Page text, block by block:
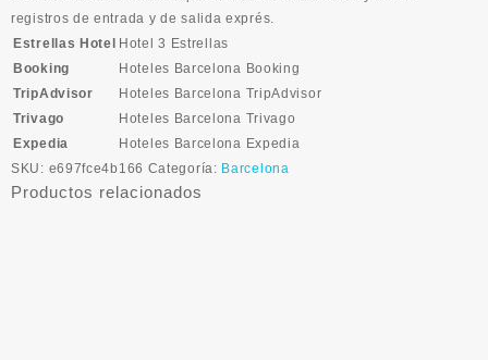
registros de entrada y de salida exprés.
Estrellas Hotel
Hotel 3 Estrellas
Booking
Hoteles Barcelona Booking
TripAdvisor
Hoteles Barcelona TripAdvisor
Trivago
Hoteles Barcelona Trivago
Expedia
Hoteles Barcelona Expedia
SKU: e697fce4b166 Categoría: Barcelona
Productos relacionados